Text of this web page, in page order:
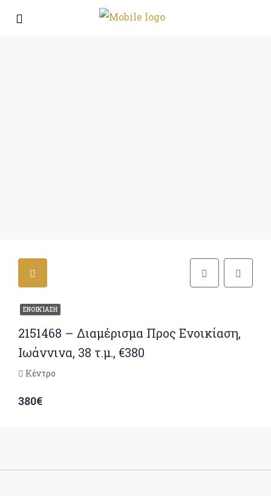
ΕΝΟΙΚΊΑΣΗ
2151468 – Διαμέρισμα Προς Ενοικίαση,
Ιωάννινα, 38 τ.μ., €380
Κέντρο
380€